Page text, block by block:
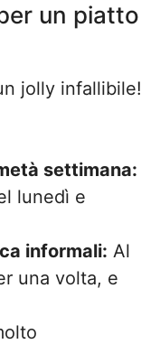
un piatto
jolly infallibile!
settimana:
lunedì e
informali: Al
una volta, e